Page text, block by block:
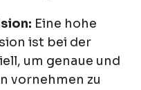
Eine hohe
ist bei der
um genaue und
vornehmen zu